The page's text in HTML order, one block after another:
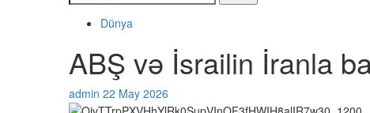
Dünya
ABŞ və İsrailin İranla
admin 22 May 2026